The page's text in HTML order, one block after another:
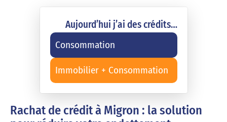
Aujourd’hui j’ai des crédits…
Consommation
Immobilier + Consommation
Rachat de crédit à Migron : la solution